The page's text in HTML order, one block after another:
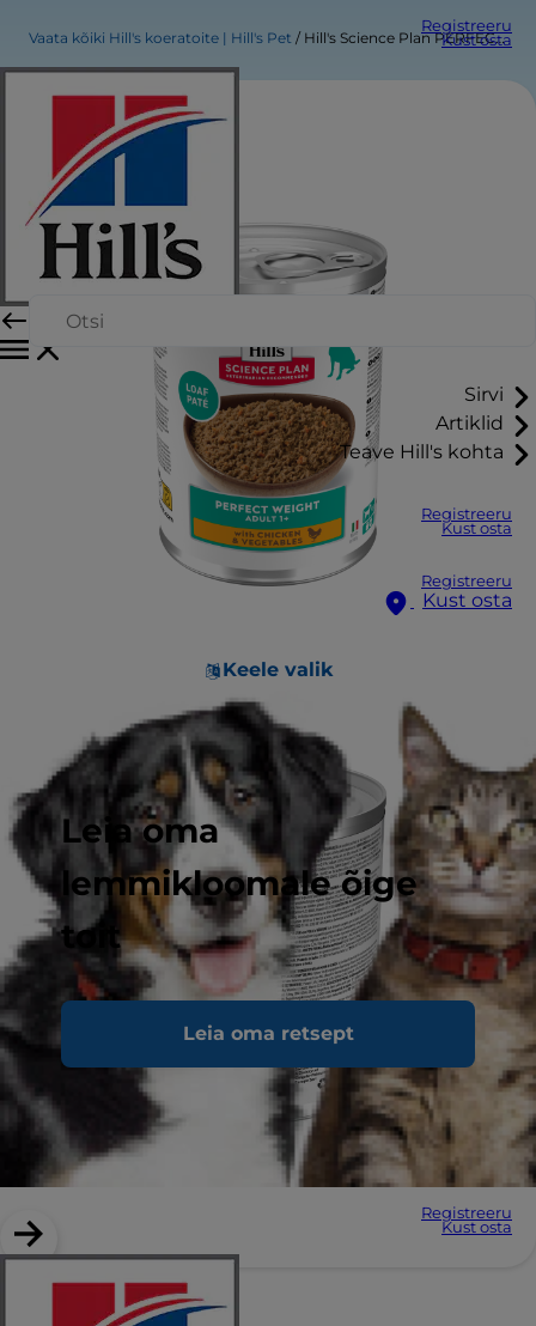
Registreeru
Kust osta
Sirvi
Artiklid
Teave Hill's kohta
Registreeru
Kust osta
Registreeru
Kust osta
Keele valik
Leia oma
lemmikloomale õige
toit
Leia oma retsept
Registreeru
Kust osta
Vaata kõiki Hill's koeratoite | Hill's Pet Hill's Science Plan PERFECT WEIGHT ADULT DOG FOOD with CHICKEN & VEGETABLES